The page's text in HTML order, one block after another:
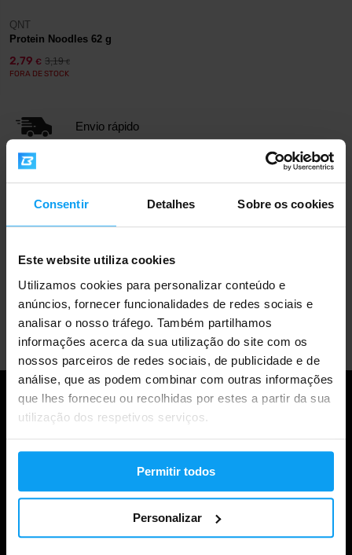
Consentir Detalhes Sobre os cookies
Este website utiliza cookies
Utilizamos cookies para personalizar conteúdo e
anúncios, fornecer funcionalidades de redes sociais e
analisar o nosso tráfego. Também partilhamos
informações acerca da sua utilização do site com os
nossos parceiros de redes sociais, de publicidade e de
análise, que as podem combinar com outras informações
que lhes forneceu ou recolhidas por estes a partir da sua
utilização dos respetivos serviços.
Permitir todos
Personalizar
QNT
Protein Noodles 62 g
2,79 € 3,19€
FORA DE STOCK
Envio rápido
Mais de 1.000.000 de clientes
Apoio ao cliente profissional